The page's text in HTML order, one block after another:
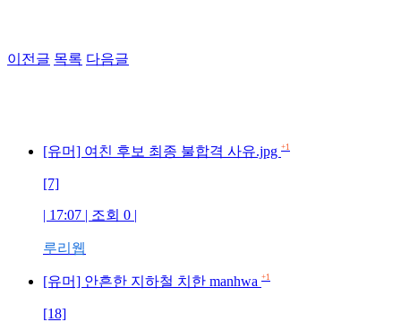
이전글 목록 다음글
[유머] 여친 후보 최종 불합격 사유.jpg +1
[7]
| 17:07 | 조회 0 |
루리웹
[유머] 안흔한 지하철 치한 manhwa +1
[18]